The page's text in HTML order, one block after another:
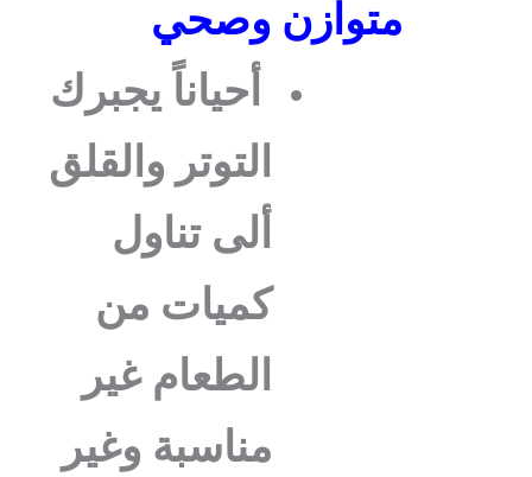
متوازن وصحي
أحياناً يجبرك
التوتر والقلق
ألى تناول
كميات من
الطعام غير
مناسبة وغير